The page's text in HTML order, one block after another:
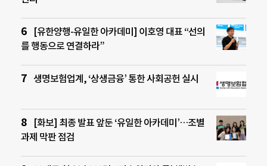
[유한양행-유일한 아카데미] 이호영 대표 “선의
를 행동으로 연결하라”
생명보험업계, ‘상생금융’ 통한 사회공헌 실시
[화보] 최종 발표 앞둔 ‘유일한 아카데미’…조별
과제 막판 점검